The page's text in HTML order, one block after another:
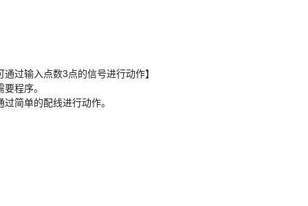
通过输入点数3点的信号进行动作】
要程序。
过简单的配线进行动作。